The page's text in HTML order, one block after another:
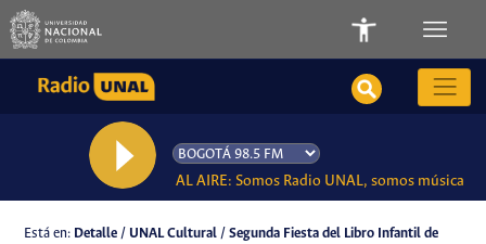
AL AIRE: Somos Radio UNAL, somos música
Está en: Detalle / UNAL Cultural / Segunda Fiesta del Libro Infantil de